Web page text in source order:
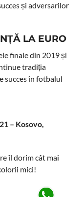
și adversarilor
LA EURO
finale din 2019 și
tradiția
succes în fotbalul
– Kosovo,
îl dorim cât mai
mici!